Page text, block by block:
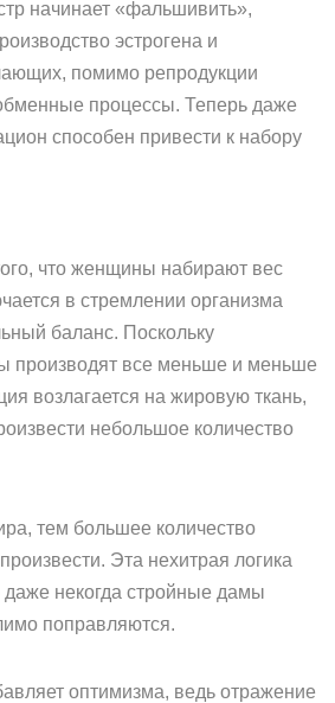
начинает «фальшивить»,
эстрогена и
помимо репродукции
процессы. Теперь даже
способен привести к набору
что женщины набирают вес
в стремлении организма
баланс. Поскольку
производят все меньше и меньше
возлагается на жировую ткань,
небольшое количество
тем большее количество
Эта нехитрая логика
даже некогда стройные дамы
поправляются.
оптимизма, ведь отражение